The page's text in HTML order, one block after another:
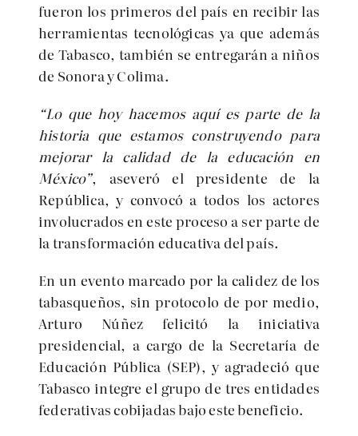
fueron los primeros del país en recibir las
herramientas tecnológicas ya que además
de Tabasco, también se entregarán a niños
de Sonora y Colima.
“Lo que hoy hacemos aquí es parte de la
historia que estamos construyendo para
mejorar la calidad de la educación en
México”, aseveró el presidente de la
República, y convocó a todos los actores
involucrados en este proceso a ser parte de
la transformación educativa del país.
En un evento marcado por la calidez de los
tabasqueños, sin protocolo de por medio,
Arturo Núñez felicitó la iniciativa
presidencial, a cargo de la Secretaría de
Educación Pública (SEP), y agradeció que
Tabasco integre el grupo de tres entidades
federativas cobijadas bajo este beneficio.